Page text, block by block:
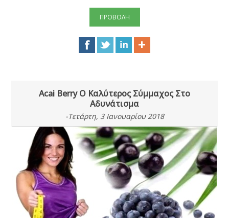
ΠΡΟΒΟΛΗ
Αcai Berry Ο Καλύτερος Σύμμαχος Στο
Αδυνάτισμα
-Τετάρτη, 3 Ιανουαρίου 2018